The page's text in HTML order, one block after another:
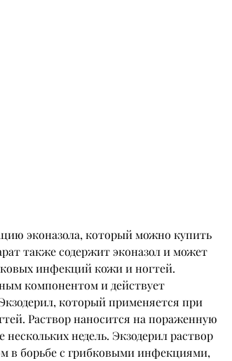
также содержит эконазол и может
инфекций кожи и ногтей.
компонентом и действует
который применяется при
Раствор наносится на пораженную
недель. Экзодерил раствор
в борьбе с грибковыми инфекциями,